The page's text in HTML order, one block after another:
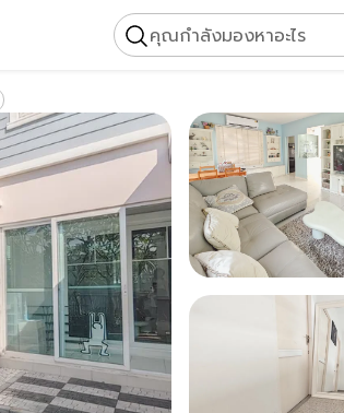
คุณกำลังมองหาอะไร